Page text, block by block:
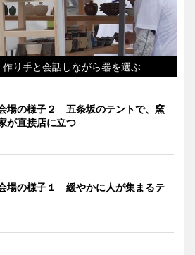
り手と会話しながら器を選ぶ
場の様子２ 五条坂のテントで、窯
が直接店に立つ
場の様子１ 緩やかに人が集まるテ